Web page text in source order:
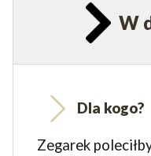
W
Dla kogo?
Zegarek